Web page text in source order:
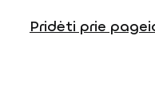
Pridėti prie